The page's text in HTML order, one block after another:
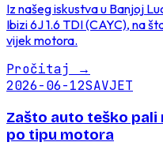
Iz našeg iskustva u Banjoj
Ibizi 6J 1.6 TDI (CAYC), na
vijek motora.
Pročitaj →
2026-06-12SAVJET
Zašto auto teško
po tipu motora